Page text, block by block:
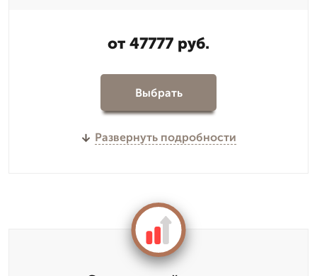
от 47777 руб.
Выбрать
Развернуть подробности